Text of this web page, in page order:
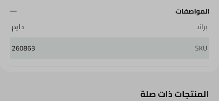
المواصفات
براند
دايم
SKU
260863
المنتجات ذات صلة